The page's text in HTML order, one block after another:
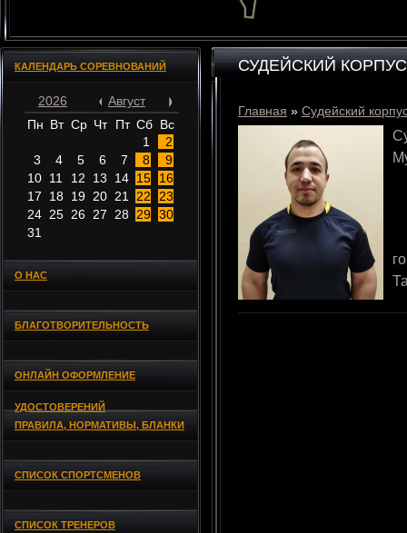
КАЛЕНДАРЬ СОРЕВНОВАНИЙ
2026
Август
Пн Вт Ср Чт Пт Сб Вс
1
2
3
4 5 6 7 8
9
10 11 12 13 14 15
16
17
18 19 20 21 22
23
24 25 26 27 28 29 30
31
О НАС
БЛАГОТВОРИТЕЛЬНОСТЬ
ОНЛАЙН ОФОРМЛЕНИЕ
УДОСТОВЕРЕНИЙ
ПРАВИЛА, НОРМАТИВЫ, БЛАНКИ
СПИСОК СПОРТСМЕНОВ
СПИСОК ТРЕНЕРОВ
СУДЕЙСКИЙ КОРПУС
Главная » Судейский